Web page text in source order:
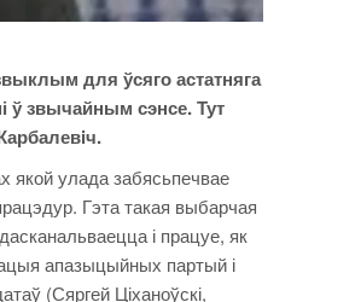
для ўсяго астатняга
ў звычайным сэнсе. Тут
якой улада забясьпечвае
Гэта такая выбарчая
і працуе, як
апазыцыйных партый і
(Сяргей Ціханоўскі,